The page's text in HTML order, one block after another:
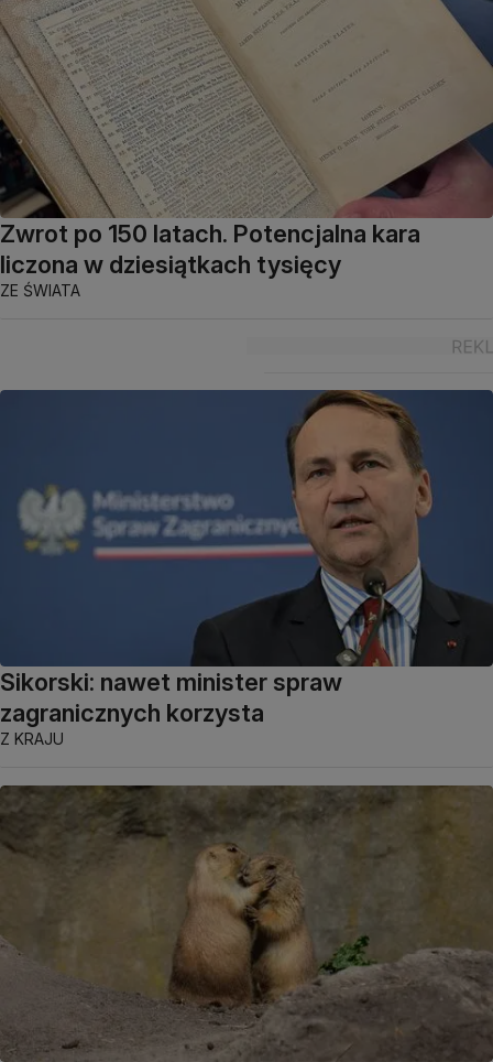
Zwrot po 150 latach. Potencjalna kara
liczona w dziesiątkach tysięcy
ZE ŚWIATA
Sikorski: nawet minister spraw
zagranicznych korzysta
Z KRAJU